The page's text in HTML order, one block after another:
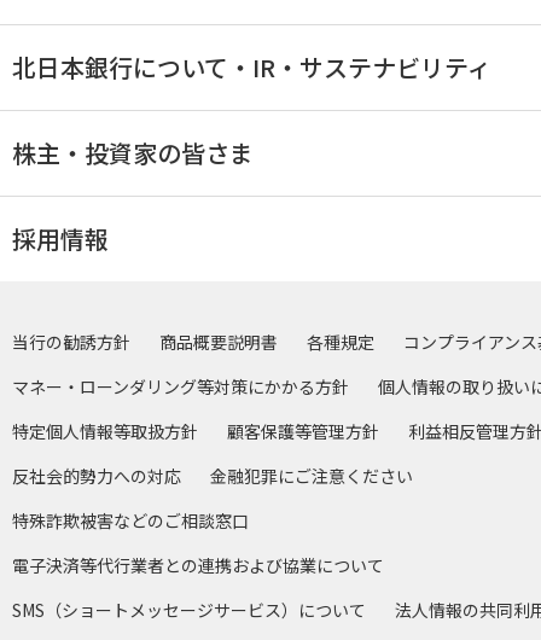
北日本銀行について・IR・サステナビリティ
株主・投資家の皆さま
採用情報
当行の勧誘方針 商品概要説明書 各種規定
コンプライアン
マネー・ローンダリング等対策にかかる方針
個人情報の取り扱い
特定個人情報等取扱方針
顧客保護等管理方針
利益相反管理方
反社会的勢力への対応
金融犯罪にご注意ください
特殊詐欺被害などのご相談窓口
電子決済等代行業者との連携および協業について
SMS（ショートメッセージサービス）について
法人情報の共同利